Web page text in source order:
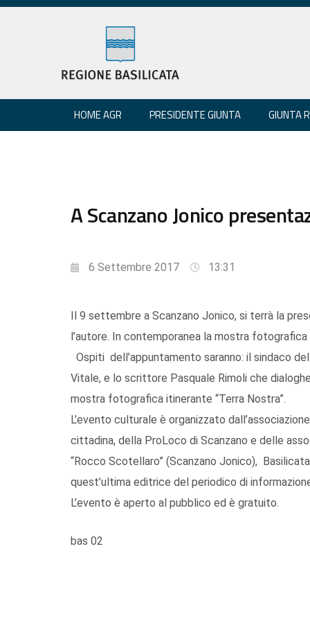
HOME AGR PRESIDENTE GIUNTA GIUNTA
A Scanzano Jonico
6 Settembre 2017 13:31
Il 9 settembre a Scanzano Jonico, si terrà la
l’autore. In contemporanea la mostra fotografica
Ospiti dell’appuntamento saranno: il sindaco
Vitale, e lo scrittore Pasquale Rimoli che
mostra fotografica itinerante “Terra Nostra”.
L’evento culturale è organizzato
cittadina, della ProLoco di Scanzano e delle
“Rocco Scotellaro” (Scanzano Jonico),
quest’ultima editrice del periodico di
L’evento è aperto al pubblico ed è gratuito.
bas 02